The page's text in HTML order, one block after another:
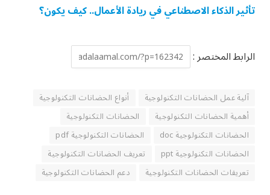
تأثير الذكاء الاصطناعي في ريادة الأعمال.. كيف يكون؟
الرابط المختصر :
آلية عمل الحضانات التكنولوجية
أنواع الحضانات التكنولوجية
أهمية الحضانات التكنولوجية
الحضانات التكنولوجية
الحضانات التكنولوجية doc
الحضانات التكنولوجية pdf
الحضانات التكنولوجية ppt
تعريف الحضانات التكنولوجية
تعريفات الحضانات التكنولوجية
دعم الحضانات التكنولوجية